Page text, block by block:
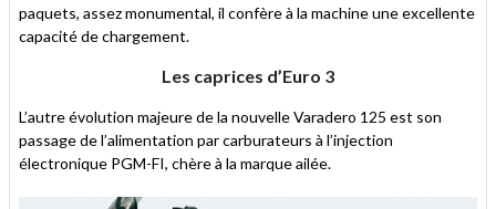
paquets, assez monumental, il confère à la machine une excellente
capacité de chargement.
Les caprices d’Euro 3
L’autre évolution majeure de la nouvelle Varadero 125 est son
passage de l’alimentation par carburateurs à l’injection
électronique PGM-FI, chère à la marque ailée.